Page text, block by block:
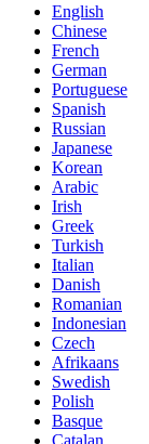
English
Chinese
French
German
Portuguese
Spanish
Russian
Japanese
Korean
Arabic
Irish
Greek
Turkish
Italian
Danish
Romanian
Indonesian
Czech
Afrikaans
Swedish
Polish
Basque
Catalan